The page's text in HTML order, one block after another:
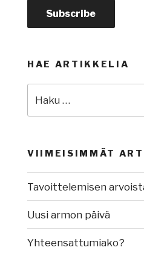
HAE ARTIKKELIA
VIIMEISIMMÄT
Tavoittelemisen
Uusi armon päivä
Yhteensattumiako?